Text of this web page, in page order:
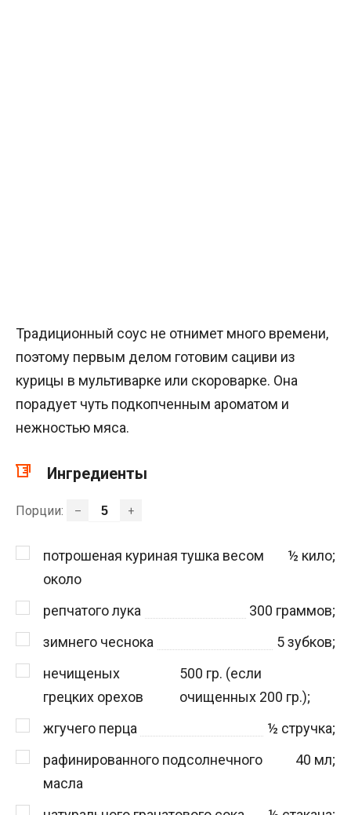
Традиционный соус не отнимет много времени,
поэтому первым делом готовим сациви из
курицы в мультиварке или скороварке. Она
порадует чуть подкопченным ароматом и
нежностью мяса.
Ингредиенты
Порции: – +
потрошеная куриная тушка весом
около
½ кило;
репчатого лука 300 граммов;
зимнего чеснока
5зубков;
нечищеных
грецких орехов
500 гр. (если
очищенных 200 гр.);
жгучего перца
½ стручка;
рафинированного подсолнечного
масла
40 мл;